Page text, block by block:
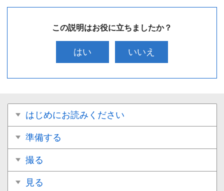
この説明はお役に立ちましたか？
はい いいえ
はじめにお読みください
準備する
撮る
見る